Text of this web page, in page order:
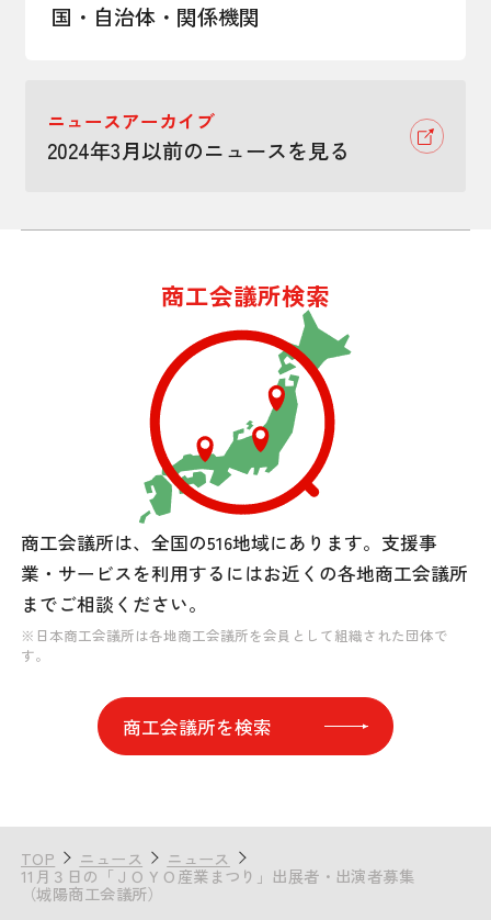
国・自治体・関係機関
ニュースアーカイブ
2024年3月以前のニュースを見る
商工会議所検索
商工会議所は、全国の516地域にあります。 支援事
業・サービスを利用するにはお近くの各地商工会議所
までご相談ください。
※日本商工会議所は各地商工会議所を会員として組織された団体で
す。
商工会議所を検索
TOP ニュース ニュース
11月３日の「ＪＯＹＯ産業まつり」出展者・出演者募集
（城陽商工会議所）